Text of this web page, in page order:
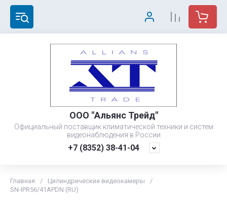
ООО "Альянс Трейд"
Официальный поставщик климатической техники и систем
видеонаблюдения в России
+7 (8352) 38-41-04
Главная / Цилиндрические видеокамеры
/
SN-IPR56/41APDN (RU)